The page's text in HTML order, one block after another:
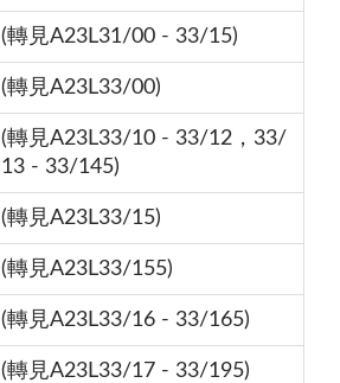
(轉見A23L31/00 - 33/15)
(轉見A23L33/00)
(轉見A23L33/10 - 33/12，33/
13 - 33/145)
(轉見A23L33/15)
(轉見A23L33/155)
(轉見A23L33/16 - 33/165)
(轉見A23L33/17 - 33/195)